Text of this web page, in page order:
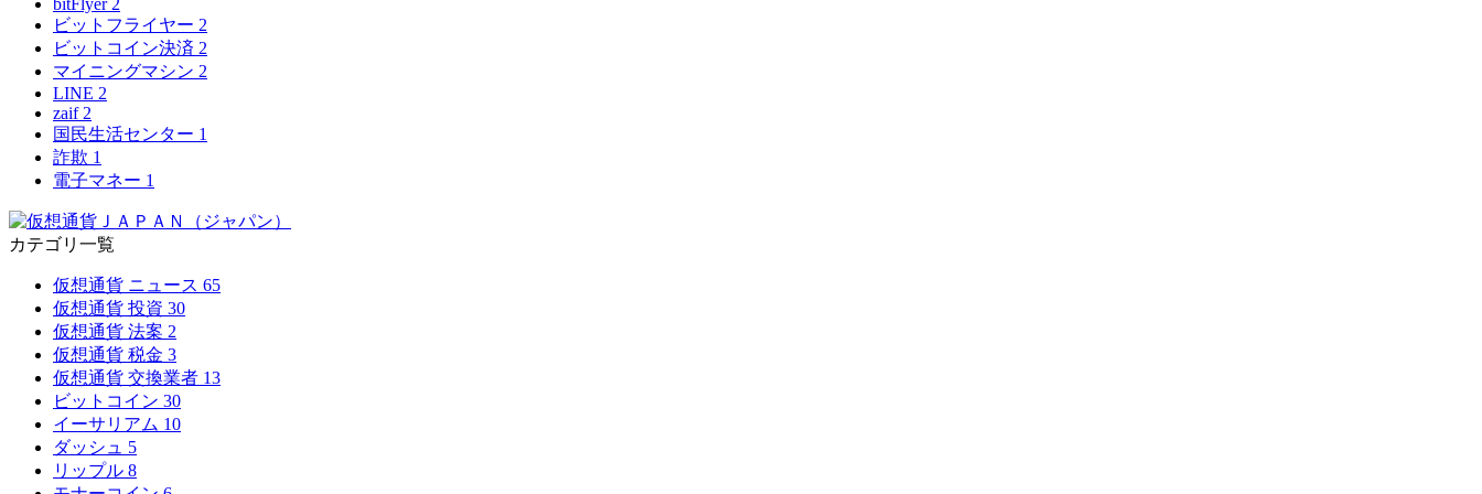
ビットフライヤー 2
ビットコイン決済 2
マイニングマシン 2
LINE 2
zaif 2
国民生活センター 1
詐欺 1
電子マネー 1
カテゴリ一覧
仮想通貨 ニュース 65
仮想通貨 投資 30
仮想通貨 法案 2
仮想通貨 税金 3
仮想通貨 交換業者 13
ビットコイン 30
イーサリアム 10
ダッシュ 5
リップル 8